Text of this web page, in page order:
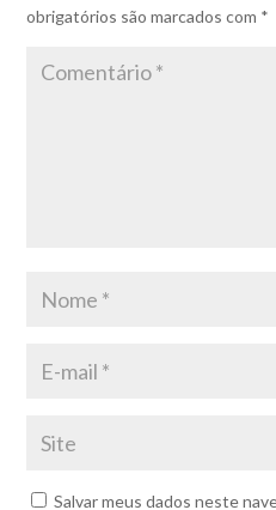
obrigatórios são marcados com *
Salvar meus dados neste